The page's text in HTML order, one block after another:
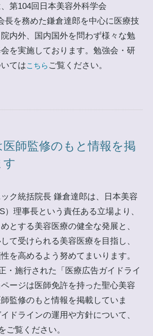
第104回日本美容外科学会
長を務めた鎌倉達郎を中心に医療技
内外、国内国外を問わず様々な勉
を実施しております。勉強会・研
てはこちら ご覧ください。
師監修のもと情報を掲
す
ク統括院長 鎌倉達郎は、日本美容
）理事長という責任ある立場より、
とする美容医療の健全な発展と、
て受けられる美容医療を目指し、
を高めるよう努めてまいります。
・施行された「医療広告ガイドライ
ージは医師免許を持った聖心美容
監修のもと情報を掲載していま
ドラインの運用や方針について、
ご覧ください。